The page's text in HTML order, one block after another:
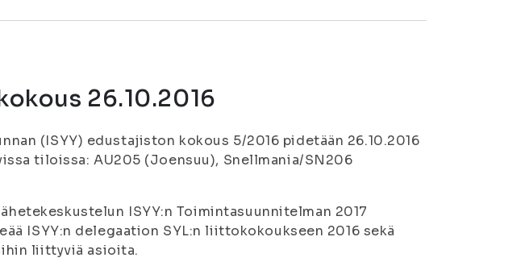
26.10.2016
(ISYY) edustajiston kokous 5/2016 pidetään 26.10.2016
tiloissa: AU205 (Joensuu), Snellmania/SN206
ISYY:n Toimintasuunnitelman 2017
ISYY:n delegaation SYL:n liittokokoukseen 2016 sekä
liittyviä asioita.